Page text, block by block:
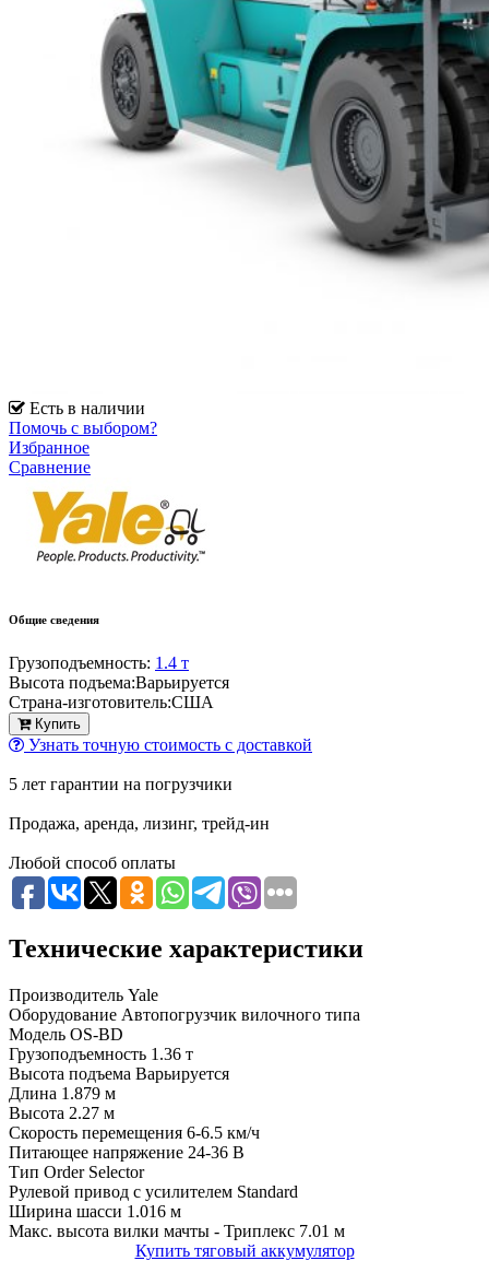
Есть в наличии
Помочь с выбором?
Избранное
Сравнение
Общие сведения
Грузоподъемность: 1.4 т
Высота подъема:Варьируется
Страна-изготовитель:США
Купить
Узнать точную стоимость с доставкой
5 лет гарантии на погрузчики
Продажа, аренда, лизинг, трейд-ин
Любой способ оплаты
Технические характеристики
Производитель Yale
Оборудование Автопогрузчик вилочного типа
Модель OS-BD
Грузоподъемность 1.36 т
Высота подъема Варьируется
Длина 1.879 м
Высота 2.27 м
Скорость перемещения 6-6.5 км/ч
Питающее напряжение 24-36 В
Тип Order Selector
Рулевой привод с усилителем Standard
Ширина шасси 1.016 м
Макс. высота вилки мачты - Триплекс 7.01 м
Купить тяговый аккумулятор